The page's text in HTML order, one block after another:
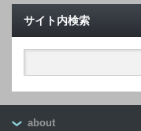
サイト内検索
about